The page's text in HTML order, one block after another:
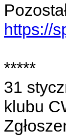
https://
*****
31
klubu